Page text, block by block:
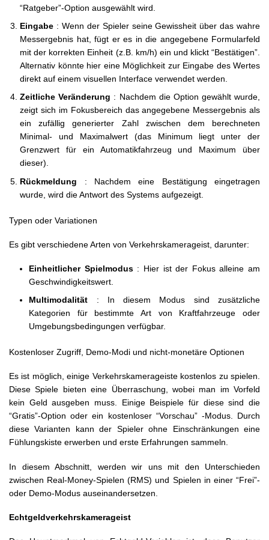
“Ratgeber”-Option ausgewählt wird.
Eingabe : Wenn der Spieler seine Gewissheit über das wahre
Messergebnis hat, fügt er es in die angegebene Formularfeld
mit der korrekten Einheit (z.B. km/h) ein und klickt “Bestätigen”.
Alternativ könnte hier eine Möglichkeit zur Eingabe des Wertes
direkt auf einem visuellen Interface verwendet werden.
Zeitliche Veränderung : Nachdem die Option gewählt wurde,
zeigt sich im Fokusbereich das angegebene Messergebnis als
ein zufällig generierter Zahl zwischen dem berechneten
Minimal- und Maximalwert (das Minimum liegt unter der
Grenzwert für ein Automatikfahrzeug und Maximum über
dieser).
Rückmeldung : Nachdem eine Bestätigung eingetragen
wurde, wird die Antwort des Systems aufgezeigt.
Typen oder Variationen
Es gibt verschiedene Arten von Verkehrskamerageist, darunter:
Einheitlicher Spielmodus : Hier ist der Fokus alleine am
Geschwindigkeitswert.
Multimodalität : In diesem Modus sind zusätzliche
Kategorien für bestimmte Art von Kraftfahrzeuge oder
Umgebungsbedingungen verfügbar.
Kostenloser Zugriff, Demo-Modi und nicht-monetäre Optionen
Es ist möglich, einige Verkehrskamerageiste kostenlos zu spielen.
Diese Spiele bieten eine Überraschung, wobei man im Vorfeld
kein Geld ausgeben muss. Einige Beispiele für diese sind die
“Gratis”-Option oder ein kostenloser “Vorschau” -Modus. Durch
diese Varianten kann der Spieler ohne Einschränkungen eine
Fühlungskiste erwerben und erste Erfahrungen sammeln.
In diesem Abschnitt, werden wir uns mit den Unterschieden
zwischen Real-Money-Spielen (RMS) und Spielen in einer “Frei”-
oder Demo-Modus auseinandersetzen.
Echtgeldverkehrskamerageist